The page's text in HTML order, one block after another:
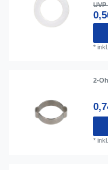
UVP
*
2-
*